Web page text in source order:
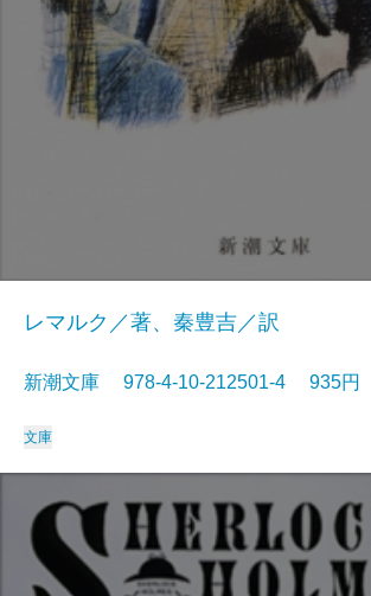
レマルク／著、秦豊吉／訳
新潮文庫 978-4-10-212501-4 935円
文庫